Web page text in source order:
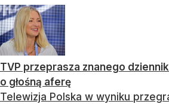
TVP przeprasza znanego
o głośną aferę
Telewizja Polska w wyniku